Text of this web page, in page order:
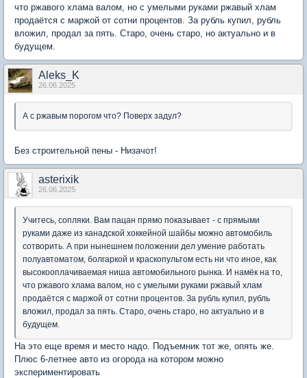
что ржавого хлама валом, но с умелыми руками ржавый хлам
продаётся с маржой от сотни процентов. За рубль купил, рубль
вложил, продал за пять. Старо, очень старо, но актуально и в
будущем.
Aleks_K
26.06.2025
А с ржавым порогом что? Поверх задул?
Без строительной пены - Низачот!
asterixik
26.06.2025
Учитесь, сопляки. Вам пацан прямо показывает - с прямыми
руками даже из канадской хоккейной шайбы можно автомобиль
сотворить. А при нынешнем положении дел умение работать
полуавтоматом, болгаркой и краскопультом есть ни что иное, как
высокооплачиваемая ниша автомобильного рынка. И намёк на то,
что ржавого хлама валом, но с умелыми руками ржавый хлам
продаётся с маржой от сотни процентов. За рубль купил, рубль
вложил, продал за пять. Старо, очень старо, но актуально и в
будущем.
На это еще время и место надо. Подъемник тот же, опять же.
Плюс 6-летнее авто из огорода на котором можно
экспериментировать